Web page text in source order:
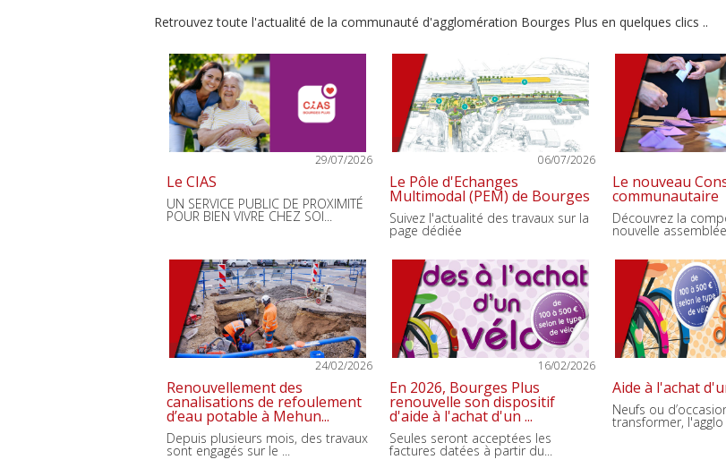
Retrouvez toute l'actualité de la communauté d'agglomération Bourges Plus en quelques clics ..
29/07/2026
Le CIAS
UN SERVICE PUBLIC DE PROXIMITÉ
POUR BIEN VIVRE CHEZ SOI...
06/07/2026
Le Pôle d'Echanges
Multimodal (PEM) de Bourges
Suivez l'actualité des travaux sur la
page dédiée
Le nouveau
communautaire
Découvrez la
nouvelle
24/02/2026
Renouvellement des
canalisations de refoulement
d’eau potable à Mehun...
Depuis plusieurs mois, des travaux
sont engagés sur le ...
16/02/2026
En 2026, Bourges Plus
renouvelle son dispositif
d'aide à l'achat d'un ...
Seules seront acceptées les
factures datées à partir du...
Aide à l'achat
Neufs ou
transformer, l'agglo